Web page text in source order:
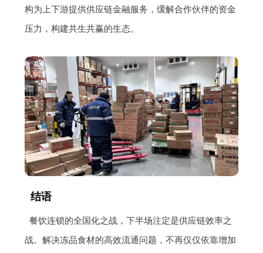
构为上下游提供供应链金融服务，缓解合作伙伴的资金
压力，构建共生共赢的生态。
结语
餐饮连锁的全国化之战，下半场注定是供应链效率之
战。解决冻品食材的高效流通问题，不再仅仅依靠增加